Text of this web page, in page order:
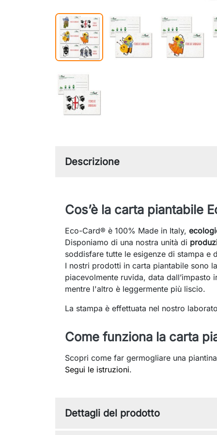
Descrizione
Cos’è la carta piantabile
Eco-Card® è 100% Made in Italy,
Disponiamo di una nostra unità di
soddisfare tutte le esigenze di stampa e
I nostri prodotti in carta piantabile sono
piacevolmente ruvida, data
mentre l'altro è leggermente più liscio.
La stampa è effettuata nel nostro
Come funziona la carta
Scopri come far germogliare una
Segui le istruzioni.
Dettagli del prodotto